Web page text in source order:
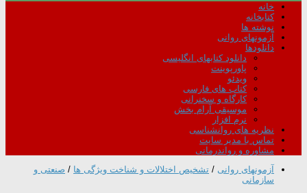
خانه
کتابخانه
نوشته ها
آزمونهای روانی
دانلودها
دانلود کتابهای انگلیسی
پاورپوینت
ویدئو
کتاب های فارسی
کارگاه و سخنرانی
موسیقی آرام بخش
نرم افزار
نظریه های روانشناسی
تماس با مدیر سایت
مشاوره و رواندرمانی
آزمونهای روانی / تشخیص اختلالات و شناخت ویژگی ها / صنعتی و
سازمانی